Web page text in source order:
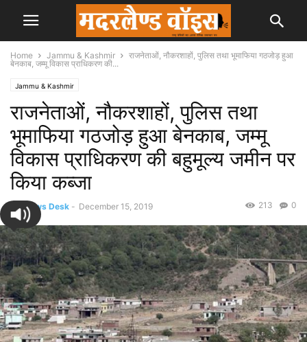
Home Jammu & Kashmir
राजनेताओं, नौकरशाहों, पुलिस तथा भूमाफिया गठजोड़ हुआ
बेनकाब, जम्मू विकास प्राधिकरण की...
Jammu & Kashmir
राजनेताओं, नौकरशाहों, पुलिस तथा
भूमाफिया गठजोड़ हुआ बेनकाब, जम्मू
विकास प्राधिकरण की बहुमूल्य जमीन पर
किया कब्जा
By News Desk - December 15, 2019 0
213